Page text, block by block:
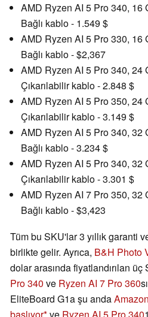
AMD Ryzen AI 5 Pro 340, 16
Bağlı kablo - 1.549 $
AMD Ryzen AI 5 Pro 330, 16
Bağlı kablo - $2,367
AMD Ryzen AI 5 Pro 340, 24
Çıkarılabilir kablo - 2.848 $
AMD Ryzen AI 5 Pro 350, 24
Çıkarılabilir kablo - 3.149 $
AMD Ryzen AI 5 Pro 340, 32
Bağlı kablo - 3.234 $
AMD Ryzen AI 5 Pro 340, 32
Çıkarılabilir kablo - 3.301 $
AMD Ryzen AI 7 Pro 350, 32
Bağlı kablo - $3,423
Tüm bu SKU'lar 3 yıllık garanti
birlikte gelir. Ayrıca, B&H Photo
dolar arasında fiyatlandırılan üç
Pro 340 ve Ryzen AI 7 Pro 360
EliteBoard G1a şu anda